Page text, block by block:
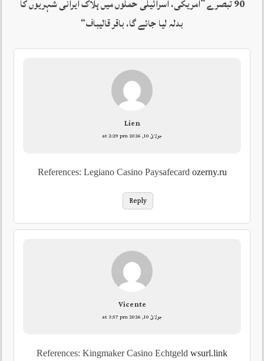
90 تبصرے ”
امریکی، اسرائیلی حملوں میں ہلاک ایرانی شہریوں کا
بدلہ لیا جائے گا، باقر قالیباف“
Lien
جولائ 10, 2026 at 2:29 pm
References: Legiano Casino Paysafecard ozerny.ru
Reply
Vicente
جولائ 10, 2026 at 3:57 pm
References: Kingmaker Casino Echtgeld wsurl.link